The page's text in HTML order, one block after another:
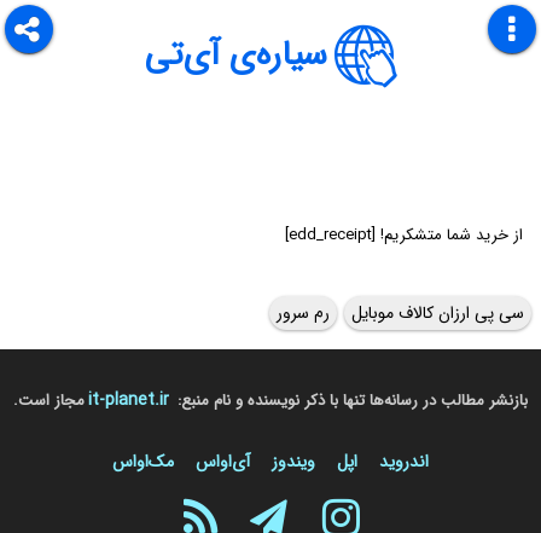
سیاره‌ی آی‌تی
از خرید شما متشکریم! [edd_receipt]
سی پی ارزان کالاف موبایل رم سرور
بازنشر مطالب در رسانه‌ها تنها با ذکر نویسنده و نام منبع: it-planet.irمجاز است.
اندروید اپل ویندوز آی‌او‌اس مک‌او‌اس